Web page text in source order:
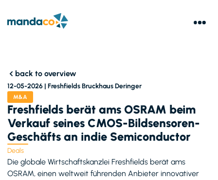
back to overview
12-05-2026 | Freshfields Bruckhaus Deringer
M&A
Freshfields berät ams OSRAM beim
Verkauf seines CMOS-Bildsensoren-
Geschäfts an indie Semiconductor
Deals
Die globale Wirtschaftskanzlei Freshfields berät ams
OSRAM, einen weltweit führenden Anbieter innovativer